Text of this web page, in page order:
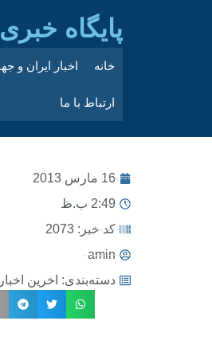
پایگاه
خانه اخبار ایران و
ارتباط با ما
16 مارس 2013
2:49 ب.ظ
کد خبر: 2073
amin
دسته‌بندی: اخرین اخبار